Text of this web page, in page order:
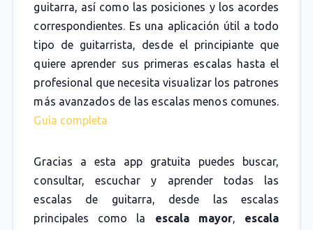
guitarra, así como las posiciones y los acordes
correspondientes. Es una aplicación útil a todo
tipo de guitarrista, desde el principiante que
quiere aprender sus primeras escalas hasta el
profesional que necesita visualizar los patrones
más avanzados de las escalas menos comunes.
Guía completa
Gracias a esta app gratuita puedes buscar,
consultar, escuchar y aprender todas las
escalas de guitarra, desde las escalas
principales como la escala mayor, escala